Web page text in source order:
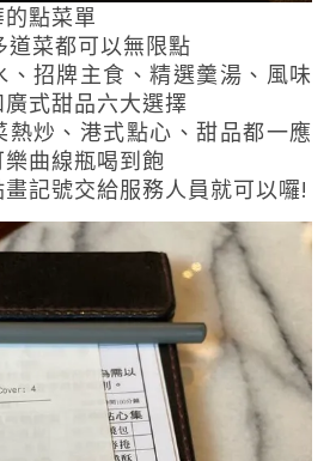
的點菜單
菜都可以無限點
、招牌主食、精選羹湯、風味
式甜品六大選擇
熱炒、港式點心、甜品都一應
曲線瓶喝到飽
記號交給服務人員就可以囉!